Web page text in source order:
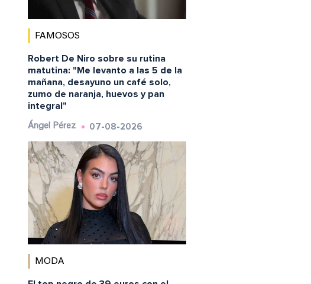
FAMOSOS
Robert De Niro sobre su rutina
matutina: "Me levanto a las 5 de la
mañana, desayuno un café solo,
zumo de naranja, huevos y pan
integral"
Ángel Pérez 07-08-2026
MODA